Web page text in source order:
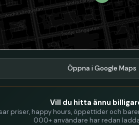
Öppna i Google Maps
Vill du hitta ännu
priser, happy hours, öppettider och
000+ användare har redan